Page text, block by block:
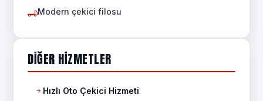
Modern çekici filosu
DIĞER HIZMETLER
Hızlı Oto Çekici Hizmeti